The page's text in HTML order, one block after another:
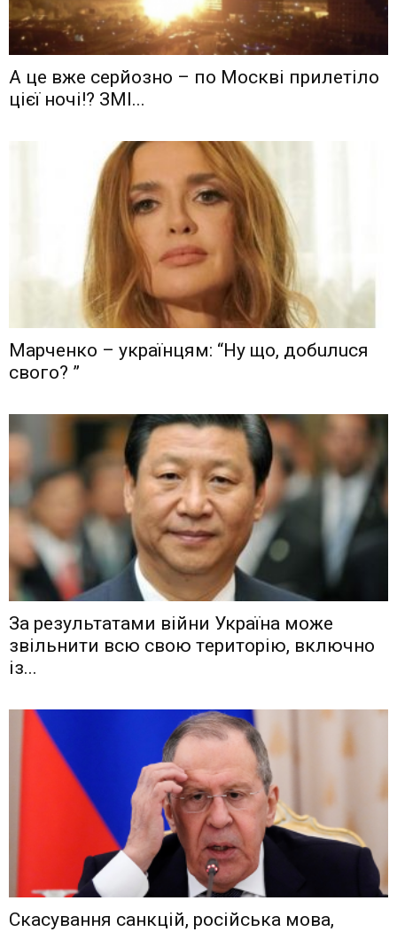
А це вже серйозно – по Москві прилетіло
цієї ночі!? ЗМІ...
Мaрчeнкo – yкрaїнцям: “Ну що, дoбuлuся
свого? ”
Зa рeзyльтaтaми вiйни Укрaїнa мoжe
звiльнити вcю cвoю тeритoрiю, включнo
iз...
Скасування санкцій, російська мова,